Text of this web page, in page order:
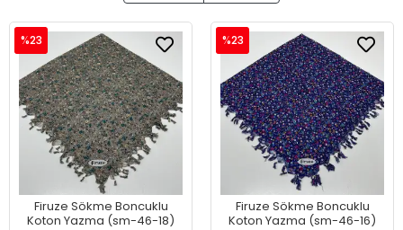
Firuze Sökme Boncuklu
Koton Yazma (sm-46-18)
%23
Firuze Sökme Boncuklu
Koton Yazma (sm-46-16)
%23